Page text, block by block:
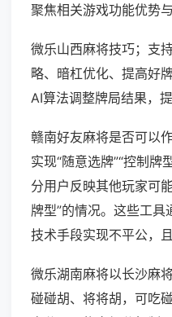
聚焦相关游戏功能优势与
微乐山西麻将技巧；支
略、暗杠优化、提高好
AI算法调整牌局结果，提
赣南好友麻将是否可以
实现“随意选牌”“控制牌
分用户反映其他玩家可
牌型”的情况。这些工
技术手段实现不平公，且
微乐湖南麻将以长沙麻
碰碰胡、将将胡，可吃